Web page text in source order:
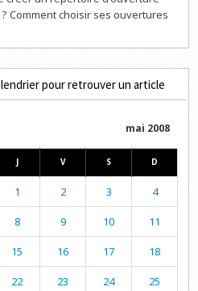
Comment choisir ses ouvertures
pour retrouver un article
mai 2008
J V S D
1 2 3 4
8 9 10 11
15 16 17 18
22 23 24 25